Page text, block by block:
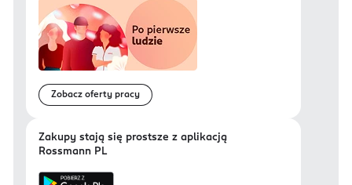
Zobacz oferty pracy
Zakupy stają się prostsze z aplikacją
Rossmann PL